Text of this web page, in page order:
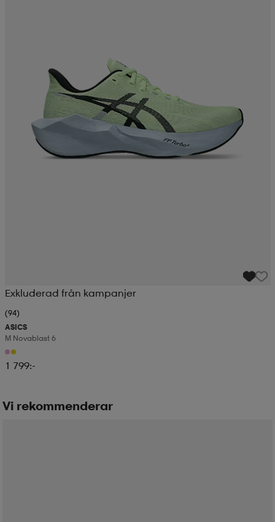
Exkluderad från kampanjer
(94)
ASICS
M Novablast 6
1 799:-
Vi rekommenderar